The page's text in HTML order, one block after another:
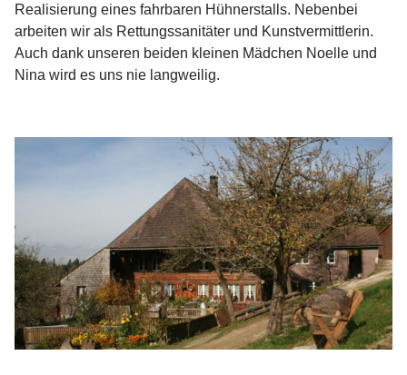
Realisierung eines fahrbaren Hühnerstalls. Nebenbei
arbeiten wir als Rettungssanitäter und Kunstvermittlerin.
Auch dank unseren beiden kleinen Mädchen Noelle und
Nina wird es uns nie langweilig.